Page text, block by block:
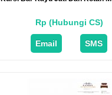
Rp (Hubungi CS)
Email SMS